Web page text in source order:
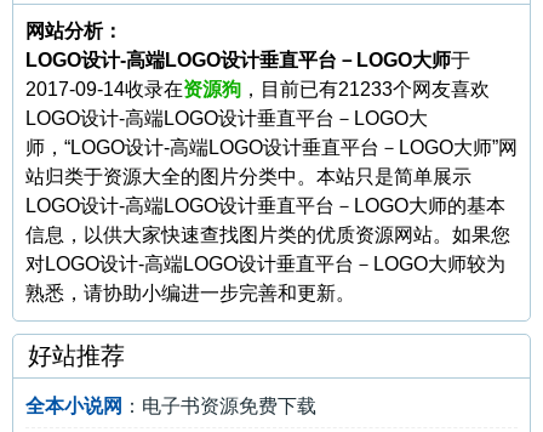
网站分析：
LOGO设计-高端LOGO设计垂直平台－LOGO大师于
2017-09-14收录在资源狗 ，目前已有21233个网友喜欢
LOGO设计-高端LOGO设计垂直平台－LOGO大
师，“LOGO设计-高端LOGO设计垂直平台－LOGO大师”网
站归类于资源大全的图片分类中。本站只是简单展示
LOGO设计-高端LOGO设计垂直平台－LOGO大师的基本
信息，以供大家快速查找图片类的优质资源网站。如果您
对LOGO设计-高端LOGO设计垂直平台－LOGO大师较为
熟悉，请协助小编进一步完善和更新。
好站推荐
全本小说网 ：电子书资源免费下载